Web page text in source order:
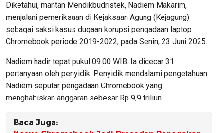
Diketahui, mantan Mendikbudristek, Nadiem Makarim,
menjalani pemeriksaan di Kejaksaan Agung (Kejagung)
sebagai saksi kasus dugaan korupsi pengadaan laptop
Chromebook periode 2019-2022, pada Senin, 23 Juni 2025.
Nadiem hadir tepat pukul 09.00 WIB. Ia dicecar 31
pertanyaan oleh penyidik. Penyidik mendalami pengetahuan
Nadiem seputar pengadaan Chromebook yang
menghabiskan anggaran sebesar Rp 9,9 triliun.
Baca Juga: